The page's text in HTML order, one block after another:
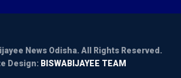
News Odisha. All Rights Reserved.
Design: BISWABIJAYEE TEAM